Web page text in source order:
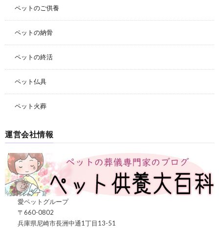
ペットのご供養
ペットの納骨
ペットの終活
ペット仏具
ペット火葬
運営会社情報
愛ペットグループ
〒660-0802
兵庫県尼崎市長洲中通1丁目13-51